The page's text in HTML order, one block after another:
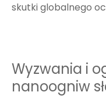
skutki globalnego
Wyzwania i
nanoogniw